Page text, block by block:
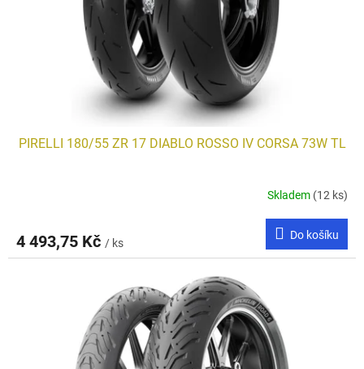
PIRELLI 180/55 ZR 17 DIABLO ROSSO IV CORSA 73W TL
Skladem (12 ks)
4 493,75 Kč / ks
Do košíku